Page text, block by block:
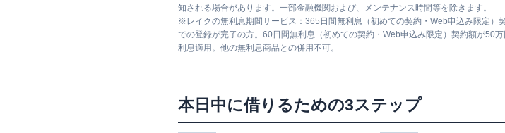
知される場合があります。一部金融機関および、メンテナンス時間等を除きます。
※ レイクの無利息期間サービス：365日間無利息（初めての契約・Web申込み限定
での登録が完了の方。60日間無利息（初めての契約・Web申込み限定）契約額が50
利息適用。他の無利息商品との併用不可。
本日中に借りるための3ステップ